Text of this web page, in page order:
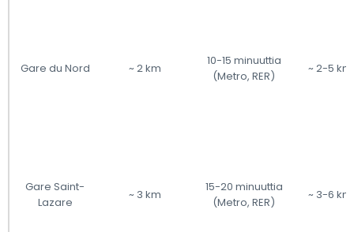
Gare du Nord ~ 2 km
10-15 minuuttia
(Metro, RER)
~ 2-5 km
Gare Saint-
Lazare
~ 3 km
15-20 minuuttia
(Metro, RER)
~ 3-6 km